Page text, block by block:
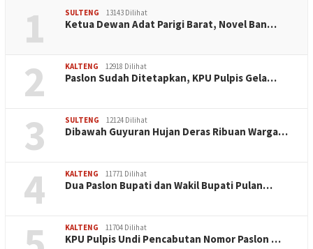
1 SULTENG 13143 Dilihat
Ketua Dewan Adat Parigi Barat, Novel Ban…
2 KALTENG 12918 Dilihat
Paslon Sudah Ditetapkan, KPU Pulpis Gela…
3 SULTENG 12124 Dilihat
Dibawah Guyuran Hujan Deras Ribuan Warga…
4 KALTENG 11771 Dilihat
Dua Paslon Bupati dan Wakil Bupati Pulan…
KALTENG 11704 Dilihat
KPU Pulpis Undi Pencabutan Nomor Paslon …